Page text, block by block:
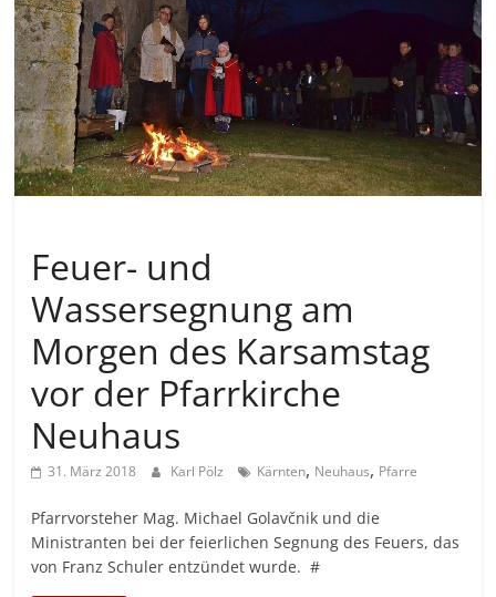
Feuer- und
Wassersegnung am
Morgen des Karsamstag
vor der Pfarrkirche
Neuhaus
31. März 2018 Karl Pölz Kärnten, Neuhaus, Pfarre
Pfarrvorsteher Mag. Michael Golavčnik und die
Ministranten bei der feierlichen Segnung des Feuers, das
von Franz Schuler entzündet wurde. #